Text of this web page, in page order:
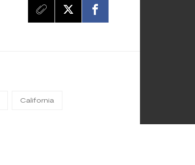
California